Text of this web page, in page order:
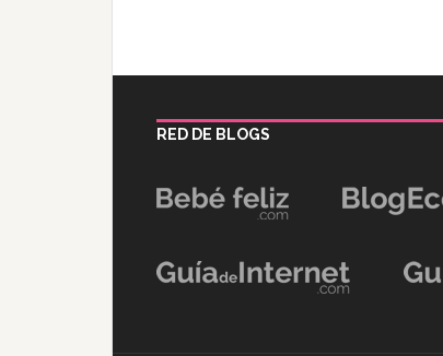
RED DE BLOGS